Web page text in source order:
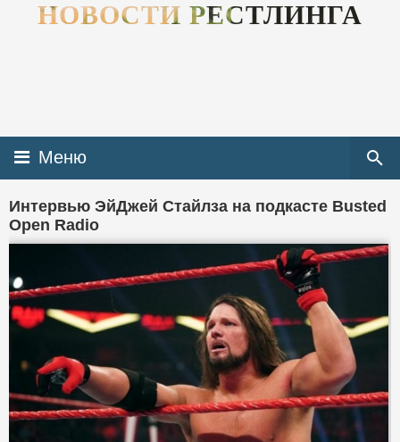
НОВОСТИ РЕСТЛИНГА
Меню
Интервью ЭйДжей Стайлза на подкасте Busted
Open Radio